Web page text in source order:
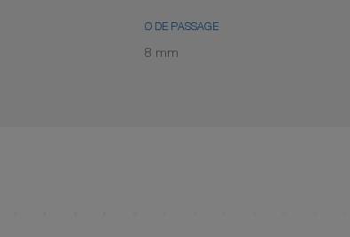
Ø DE PASSAGE
8 mm